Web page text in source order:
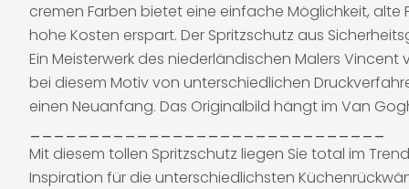
cremen Farben bietet eine einfache Möglichkeit, alte
hohe Kosten erspart. Der Spritzschutz aus
Ein Meisterwerk des niederländischen Malers
bei diesem Motiv von unterschiedlichen
einen Neuanfang. Das Originalbild hängt im Van
Mit diesem tollen Spritzschutz liegen Sie total im
Inspiration für die unterschiedlichsten